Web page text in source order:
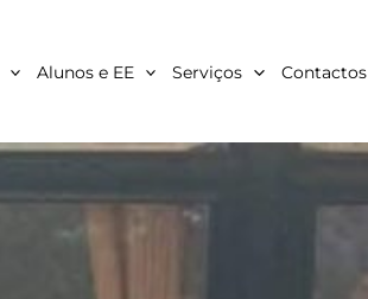
Alunos e EE Serviços Contactos